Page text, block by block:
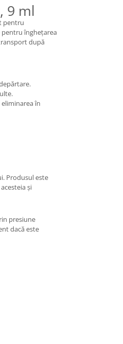
9 ml
pentru
pentru înghețarea
după
în
Produsul este
și
presiune
dacă este